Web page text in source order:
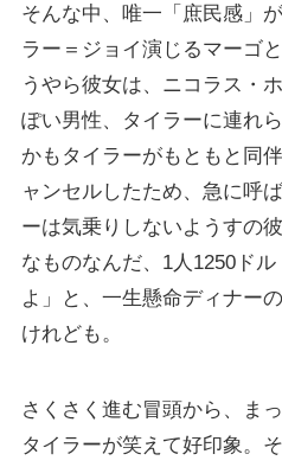
そんな中、唯一「庶民感」
ラー＝ジョイ演じるマーゴ
うやら彼女は、ニコラス・
ぽい男性、タイラーに連れ
かもタイラーがもともと同
ャンセルしたため、急に呼
ーは気乗りしないようすの
なものなんだ、1人1250ド
よ」と、一生懸命ディナー
けれども。
さくさく進む冒頭から、ま
タイラーが笑えて好印象。